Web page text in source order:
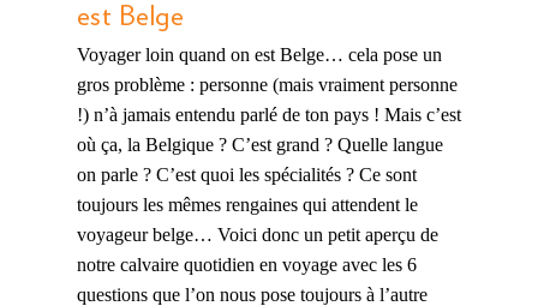
est Belge
Voyager loin quand on est Belge… cela pose un
gros problème : personne (mais vraiment personne
!) n’à jamais entendu parlé de ton pays ! Mais c’est
où ça, la Belgique ? C’est grand ? Quelle langue
on parle ? C’est quoi les spécialités ? Ce sont
toujours les mêmes rengaines qui attendent le
voyageur belge… Voici donc un petit aperçu de
notre calvaire quotidien en voyage avec les 6
questions que l’on nous pose toujours à l’autre